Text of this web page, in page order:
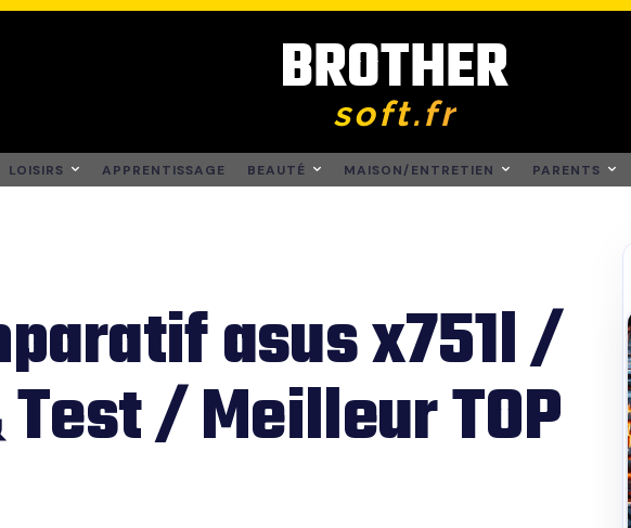
BROTHER
soft.fr
LOISIRS APPRENTISSAGE BEAUTÉ MAISON/ENTRETIEN PARENTS
asus x751l /
/ Meilleur TOP